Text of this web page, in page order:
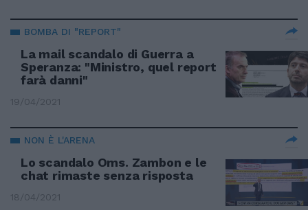
BOMBA DI "REPORT"
La mail scandalo di Guerra a
Speranza: "Ministro, quel report
farà danni"
19/04/2021
NON È L'ARENA
Lo scandalo Oms. Zambon e le
chat rimaste senza risposta
18/04/2021